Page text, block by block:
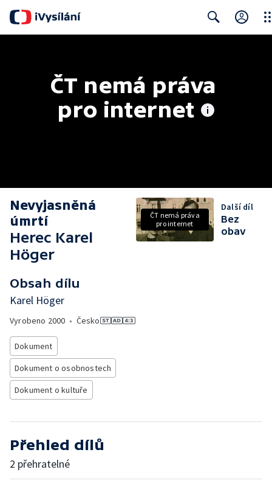
ČT nemá práva
pro internet
Nevyjasněná
úmrtí
Herec Karel
Höger
Obsah dílu
Karel Höger
Vyrobeno 2000 • Česko
Dokument
Dokument o osobnostech
Dokument o kultuře
ČT nemá práva
pro internet
Další díl
Bez
obav
Přehled dílů
2 přehratelné